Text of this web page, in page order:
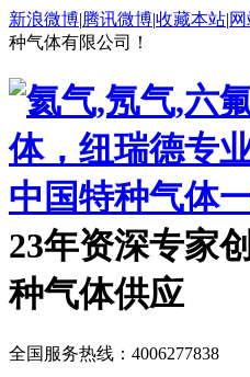
新浪微博|腾讯微博|收藏本站|
种气体有限公司！
中国特种气体
23年资深专家
种气体供应
全国服务热线： 4006277838